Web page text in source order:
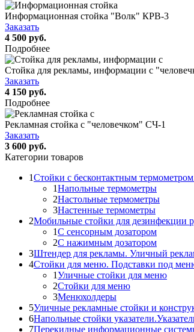
Информационная стойка "Волк" КРВ-3
Заказать
4 500 руб.
Подробнее
Стойка для рекламы, информации с
Заказать
4 150 руб.
Подробнее
Рекламная стойка с "человечком" СЧ-1
Заказать
3 600 руб.
Категории товаров
1Стойки с бесконтактным
1Напольные термометры
2Настольные термометры
3Настенные термометры
2Мобильные стойки для дезинфекции
1С сенсорным дозатором
2С нажимным дозатором
3Штендер для рекламы. Уличный
4Стойки для меню. Подставки под
1Уличные стойки для меню
2Стойки для меню
3Менюхолдеры
5Уличные рекламные стойки и
6Напольные стойки
7Перекидные информационные